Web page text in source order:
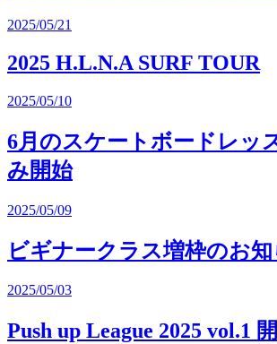
2025/05/21
2025 H.L.N.A SURF TOUR
2025/05/10
6月のスケートボードレッ
み開始
2025/05/09
ビギナークラス増枠のお知
2025/05/03
Push up League 2025 vol.1